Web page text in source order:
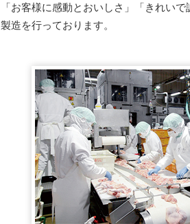
「お客様に感動とおいしさ」「きれい
製造を行っております。